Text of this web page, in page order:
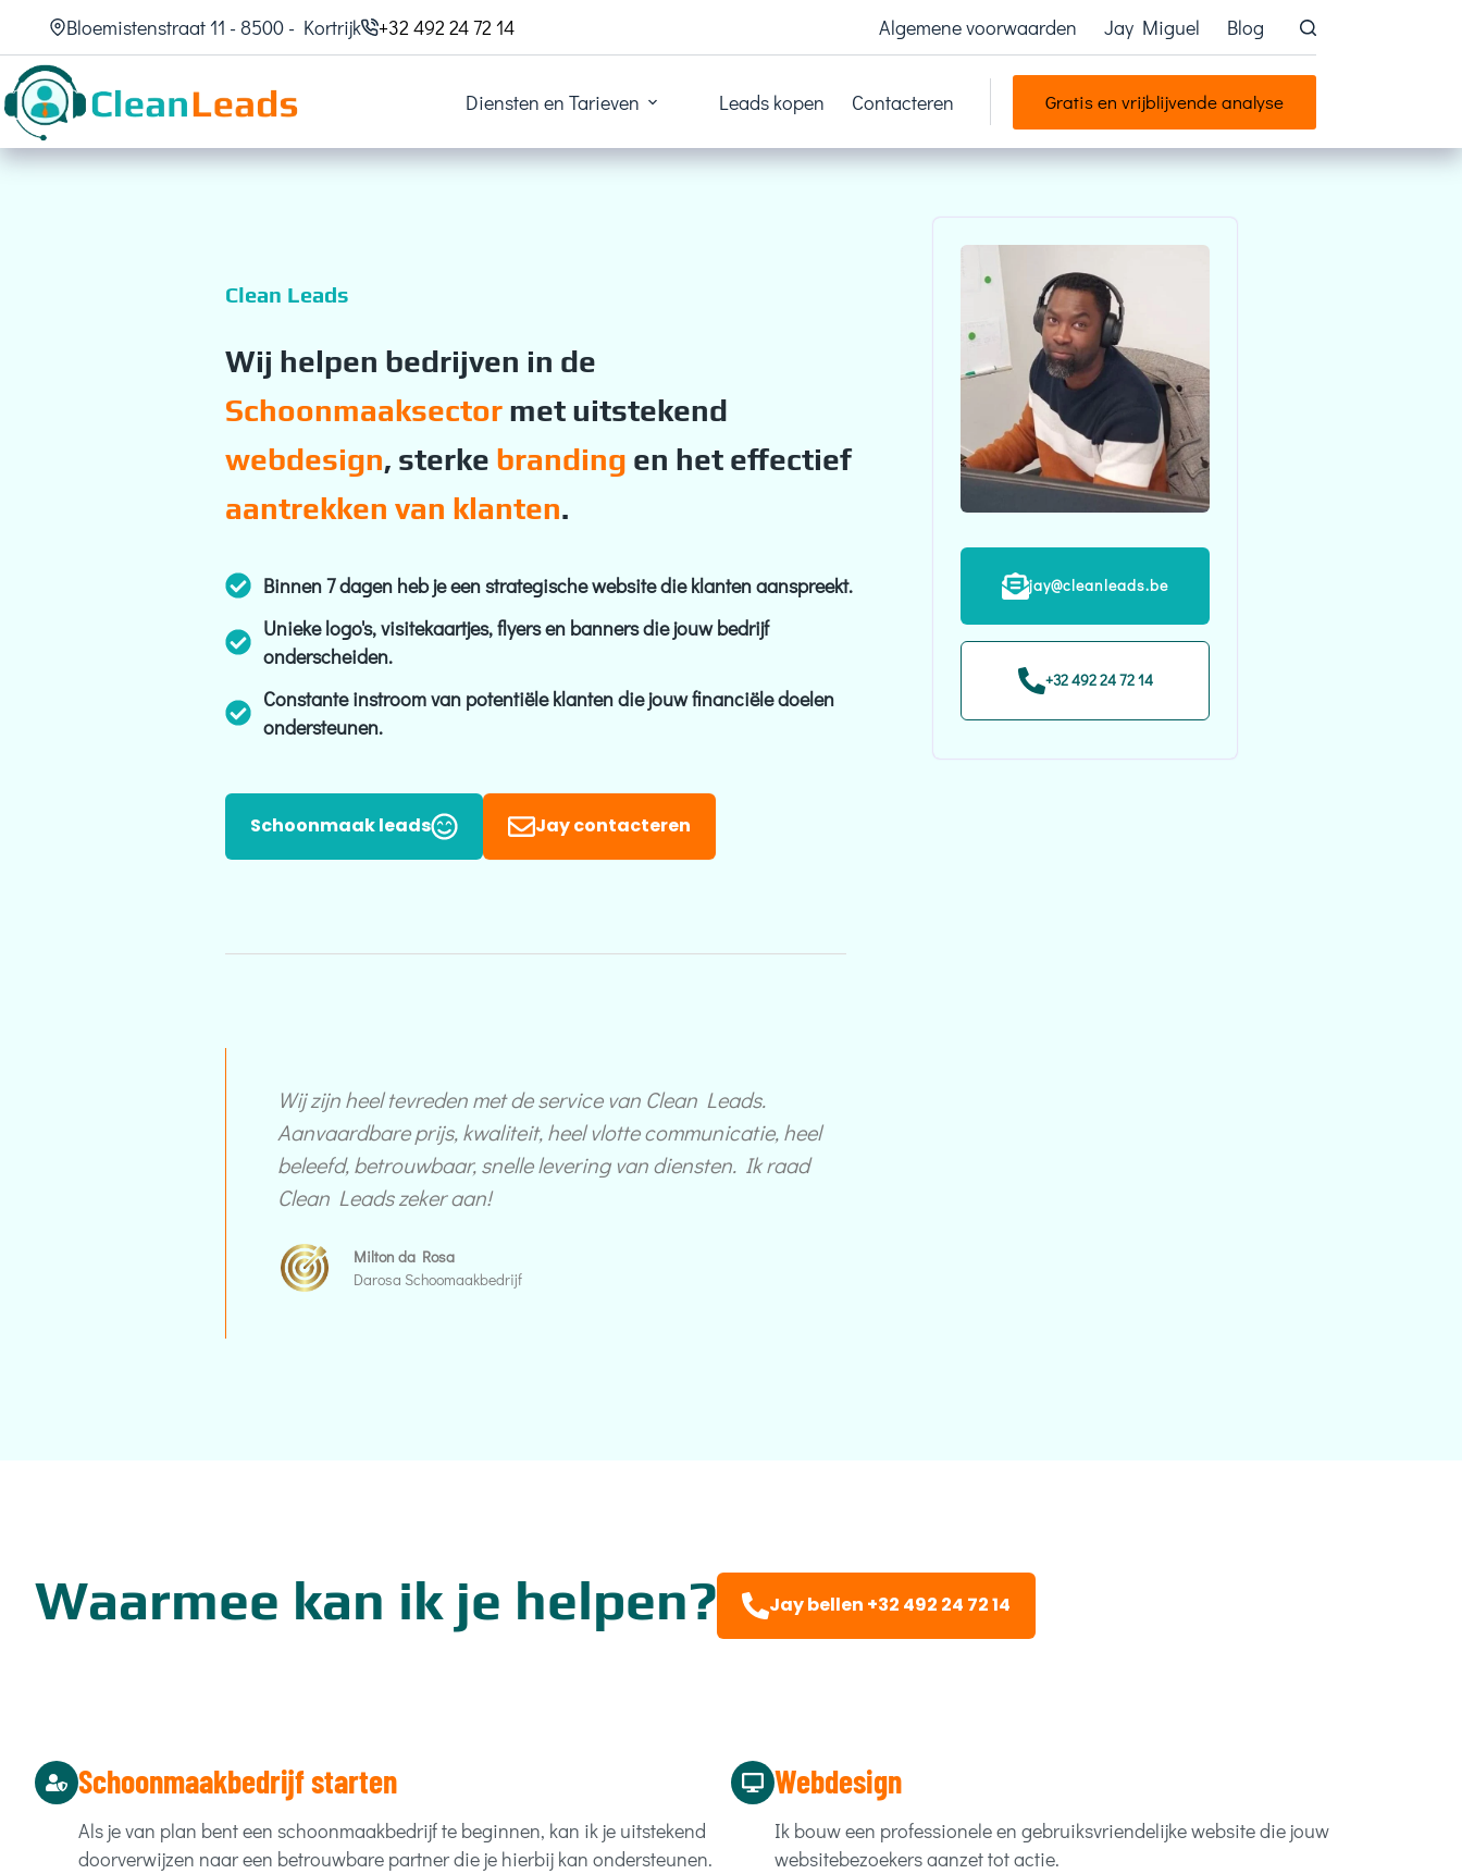
Bloemistenstraat 11 - 8500 - Kortrijk +32 492 24 72 14 Algemene voorwaarden Jay Miguel Blog
Diensten en Tarieven Leads kopen Contacteren Gratis en vrijblijvende analyse
jay@cleanleads.be
+32 492 24 72 14
Clean Leads
Wij helpen bedrijven in de
Schoonmaaksector met uitstekend
webdesign, sterke branding en het effectief
aantrekken van klanten.
Binnen 7 dagen heb je een strategische website die klanten aanspreekt.
Unieke logo's, visitekaartjes, flyers en banners die jouw bedrijf
onderscheiden.
Constante instroom van potentiële klanten die jouw financiële doelen
ondersteunen.
Schoonmaak leads Jay contacteren
Wij zijn heel tevreden met de service van Clean Leads.
Aanvaardbare prijs, kwaliteit, heel vlotte communicatie, heel
beleefd, betrouwbaar, snelle levering van diensten. Ik raad
Clean Leads zeker aan!
Milton da Rosa
Darosa Schoomaakbedrijf
Waarmee kan ik je helpen? Jay bellen +32 492 24 72 14
Schoonmaakbedrijf starten
Als je van plan bent een schoonmaakbedrijf te beginnen, kan ik je uitstekend
doorverwijzen naar een betrouwbare partner die je hierbij kan ondersteunen.
Webdesign
Ik bouw een professionele en gebruiksvriendelijke website die jouw
websitebezoekers aanzet tot actie.